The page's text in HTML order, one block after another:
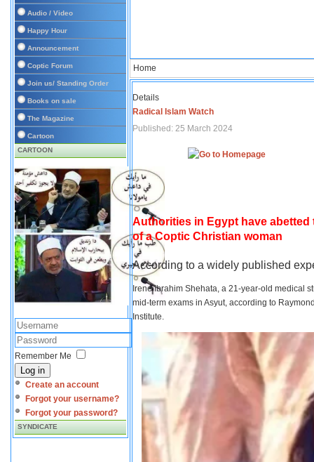
Audio / Video
Happy Hour
Announcement
Coptic Forum
Join us/ Standing Order
Books on sale
The Magazine
Cartoon
CARTOON
Remember Me
Log in
Create an account
Forgot your username?
Forgot your password?
SYNDICATE
Home
Details
Radical Islam Watch
Published: 25 March 2024
Authorities in Egypt have
of a Coptic Christian woman
According to a widely published
Irene Ibrahim Shehata, a 21-year-old medical
mid-term exams in Asyut, according to
Institute.